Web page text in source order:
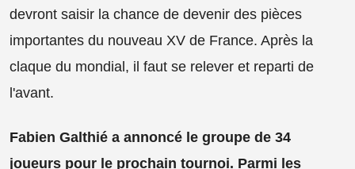
devront saisir la chance de devenir des pièces
importantes du nouveau XV de France. Après la
claque du mondial, il faut se relever et reparti de
l'avant.
Fabien Galthié a annoncé le groupe de 34
joueurs pour le prochain tournoi. Parmi les